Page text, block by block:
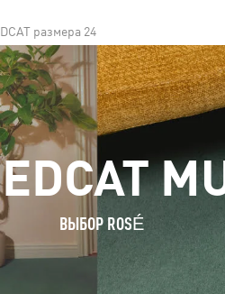
размера 24
ВЫБОР ROSÉ